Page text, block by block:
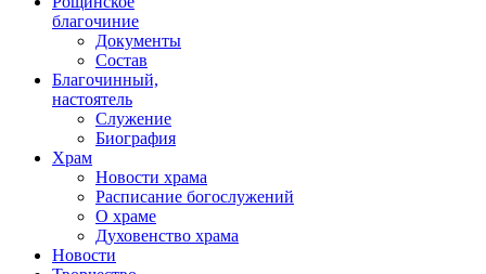
благочиние
Документы
Состав
Благочинный,
настоятель
Служение
Биография
Храм
Новости храма
Расписание богослужений
О храме
Духовенство храма
Новости